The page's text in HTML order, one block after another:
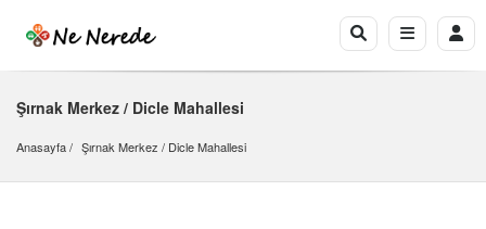
Şırnak Merkez / Dicle Mahallesi
Anasayfa Şırnak Merkez / Dicle Mahallesi